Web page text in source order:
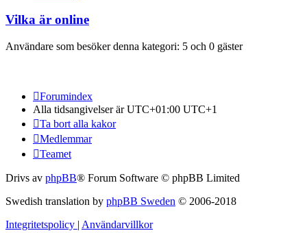
Vilka är online
Användare som besöker denna kategori: 5 och 0 gäster
Forumindex
Alla tidsangivelser är UTC+01:00 UTC+1
Ta bort alla kakor
Medlemmar
Teamet
Drivs av phpBB® Forum Software © phpBB Limited
Swedish translation by phpBB Sweden © 2006-2018
Integritetspolicy | Användarvillkor